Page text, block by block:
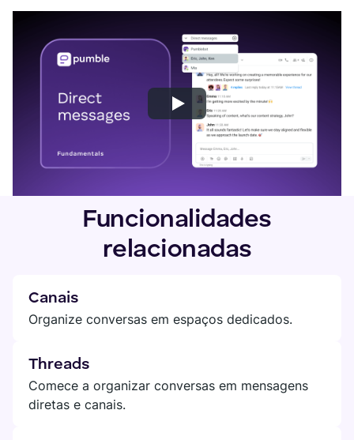
Funcionalidades
relacionadas
Canais
Organize conversas em espaços dedicados.
Threads
Comece a organizar conversas em mensagens
diretas e canais.